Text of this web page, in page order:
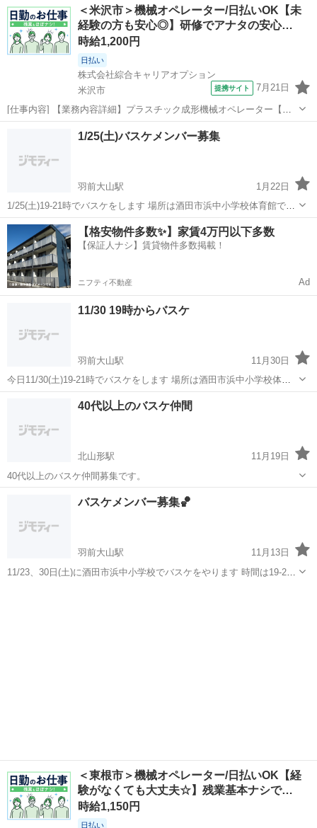
楽しくバスケをしています‼︎ リングの高さは一般用になります〜 寒い
時期に入りまし...
羽前大山駅 バスケットボール バスケ
＜米沢市＞機械オペレーター/日払いOK【未
経験の方も安心◎】研修でアナタの安心…
時給1,200円
日払い
株式会社綜合キャリアオプション
米沢市
提携サイト 7月21日
[仕事内容] 【業務内容詳細】プラスチック成形機械オペレーター【取
扱製品情報】公衆電話・通信機器・ビジネスフォン・美顔器・アミュ
工場
1/25(土)バスケメンバー募集
羽前大山駅
1月22日
1/25(土)19-21時でバスケをします 場所は酒田市浜中小学校体育館です
会場費等100円になります 初心者、経験者、女性で経験なくても楽し
くバスケをしています‼︎ 寒い時期に入りましたが体を動かして温まり
ましょう〜 お...
山形 酒田市 羽前大山駅 バスケットボール バスケ
【格安物件多数✨】家賃4万円以下多数
【保証人ナシ】賃貸物件多数掲載！
ニフティ不動産 Ad
11/30 19時からバスケ
羽前大山駅
11月30日
今日11/30(土)19-21時でバスケをします 場所は酒田市浜中小学校体育
館です 会場費等100円になります 初心者、経験者、女性で経験なくて
も楽しくバスケをしています‼︎ 寒い時期に入りましたが体を動かして
温まりましょう...
羽前大山駅 バスケットボール
40代以上のバスケ仲間
北山形駅
11月19日
40代以上のバスケ仲間募集です。
バスケットボール
バスケメンバー募集🏀
羽前大山駅
11月13日
11/23、30日(土)に酒田市浜中小学校でバスケをやります 時間は19-21
＜東根市＞機械オペレーター/日払いOK【経
験がなくても大丈夫☆】残業基本ナシで…
時給1,150円
日払い